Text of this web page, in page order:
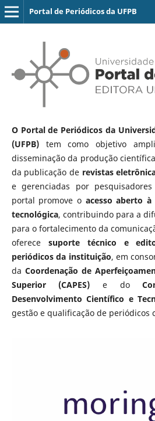
Portal de Periódicos da UFPB
O Portal de Periódicos da
(UFPB)tem como objetivo
disseminação da produção
da publicação de revistas
e gerenciadas por
portal promove o acesso aberto
tecnológica, contribuindo para a
para o fortalecimento da
oferece suporte técnico e
periódicos da instituição, em
da Coordenação de
Superior (CAPES) e do
Desenvolvimento Científico e
gestão e qualificação de periódicos